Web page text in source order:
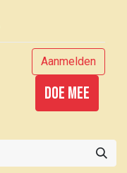
Aanmelden
Doe mee